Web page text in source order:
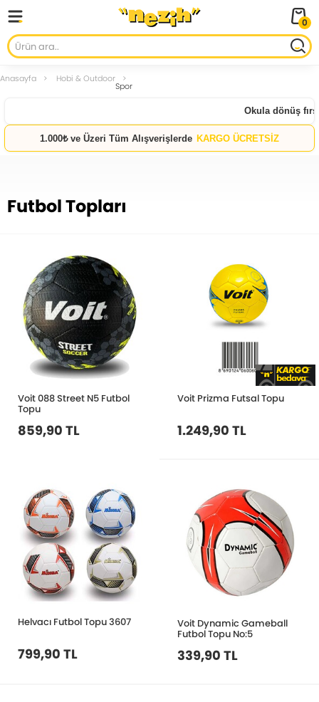
0
Anasayfa Hobi & Outdoor
Spor
Okula dönüş
1.000₺ ve Üzeri Tüm Alışverişlerde KARGO ÜCRETSİZ
Futbol Topları
Voit 088 Street N5 Futbol
Topu
859,90 TL
Voit Prizma Futsal Topu
1.249,90 TL
Helvacı Futbol Topu 3607
799,90 TL
Voit Dynamic Gameball
Futbol Topu No:5
339,90 TL